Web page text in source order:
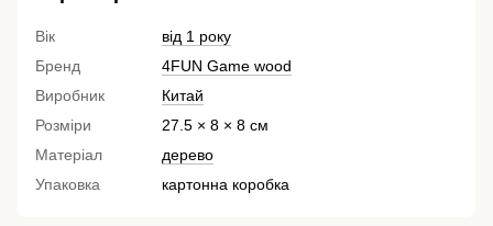
Вік
від 1 року
Бренд
4FUN Game wood
Виробник
Китай
Розміри
27.5 × 8 × 8 см
Матеріал
дерево
Упаковка
картонна коробка